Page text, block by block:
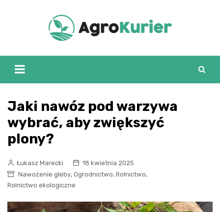
Jaki nawóz pod warzywa
wybrać, aby zwiększyć
plony?
Łukasz Marecki
18 kwietnia 2025
Nawożenie gleby, Ogrodnictwo, Rolnictwo,
Rolnictwo ekologiczne